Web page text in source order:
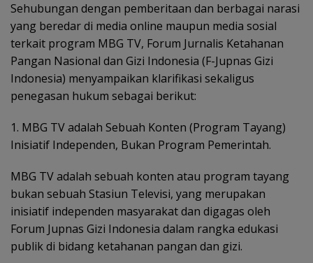
Sehubungan dengan pemberitaan dan berbagai narasi
yang beredar di media online maupun media sosial
terkait program MBG TV, Forum Jurnalis Ketahanan
Pangan Nasional dan Gizi Indonesia (F-Jupnas Gizi
Indonesia) menyampaikan klarifikasi sekaligus
penegasan hukum sebagai berikut:
1. MBG TV adalah Sebuah Konten (Program Tayang)
Inisiatif Independen, Bukan Program Pemerintah.
MBG TV adalah sebuah konten atau program tayang
bukan sebuah Stasiun Televisi, yang merupakan
inisiatif independen masyarakat dan digagas oleh
Forum Jupnas Gizi Indonesia dalam rangka edukasi
publik di bidang ketahanan pangan dan gizi.